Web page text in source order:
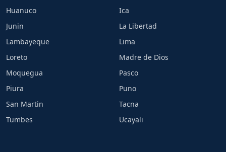
Huanuco
Ica
Junin
La Libertad
Lambayeque
Lima
Loreto
Madre de Dios
Moquegua
Pasco
Piura
Puno
San Martin
Tacna
Tumbes
Ucayali